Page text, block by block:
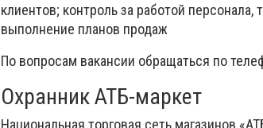
клиентов; контроль за работой
выполнение планов продаж
По вопросам вакансии обращаться по
Охранник АТБ-маркет
Национальная торговая сеть магазинов «